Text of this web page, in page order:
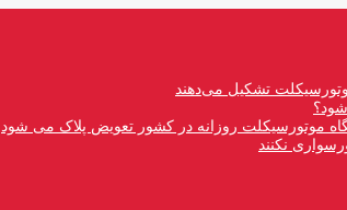
موتورسیکلت روزانه در کشور تعویض پلاک می شود
نکنند